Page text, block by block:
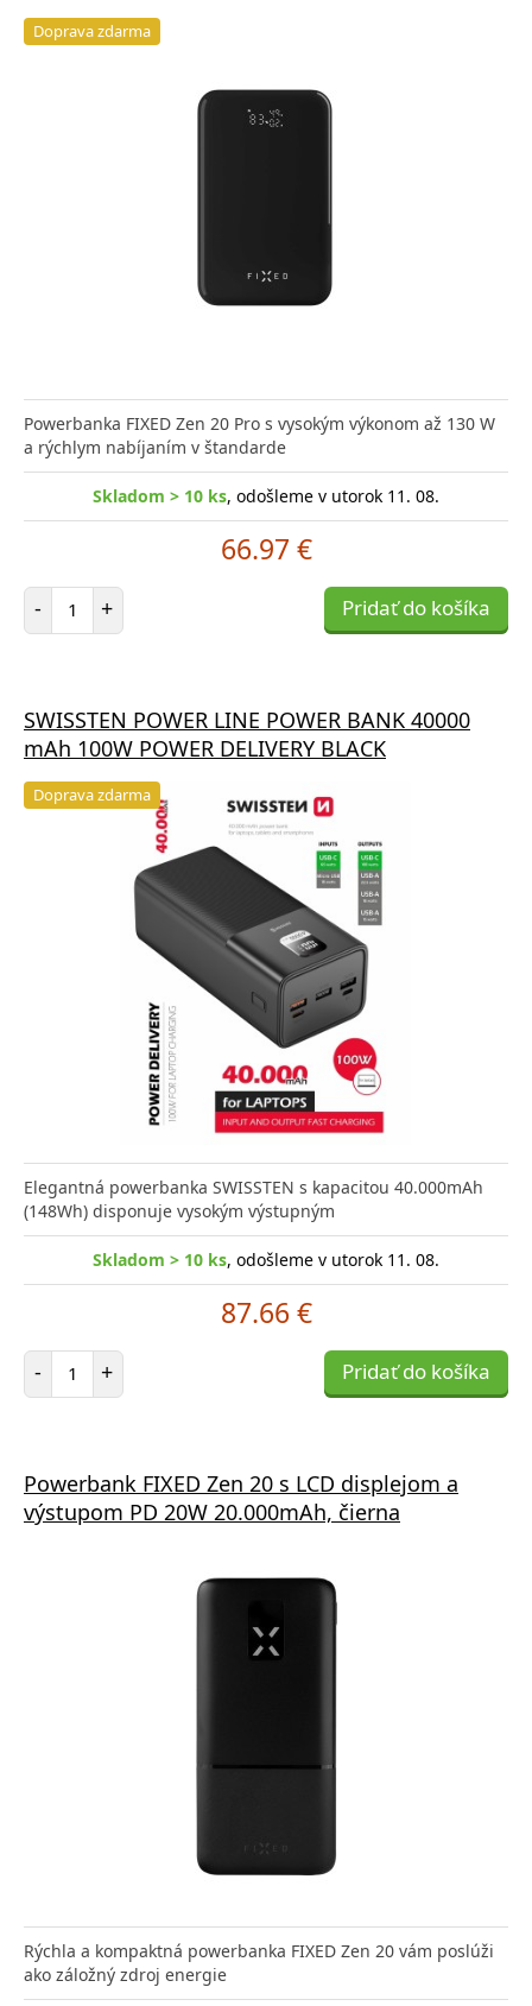
Doprava zdarma
Powerbanka FIXED Zen 20 Pro s vysokým výkonom až 130 W
a rýchlym nabíjaním v štandarde
Skladom > 10 ks, odošleme v utorok 11. 08.
66.97 €
- Počet položiek
+ Pridať do košíka
SWISSTEN POWER LINE POWER BANK 40000
mAh 100W POWER DELIVERY BLACK
Doprava zdarma
Elegantná powerbanka SWISSTEN s kapacitou 40.000mAh
(148Wh) disponuje vysokým výstupným
Skladom > 10 ks, odošleme v utorok 11. 08.
87.66 €
- Počet položiek
+ Pridať do košíka
Powerbank FIXED Zen 20 s LCD displejom a
výstupom PD 20W 20.000mAh, čierna
Rýchla a kompaktná powerbanka FIXED Zen 20 vám poslúži
ako záložný zdroj energie